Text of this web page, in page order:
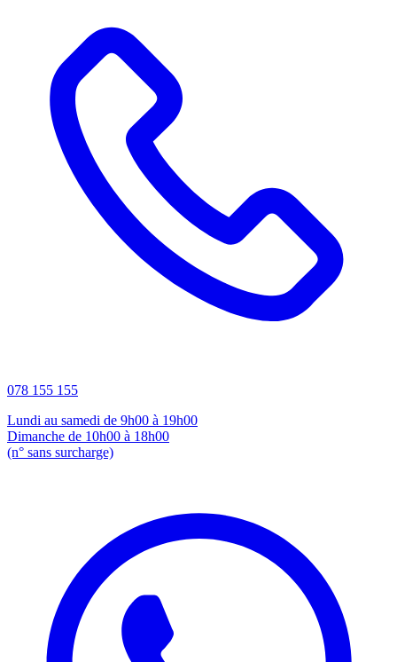
078 155 155
Lundi au samedi de 9h00 à 19h00
Dimanche de 10h00 à 18h00
(n° sans surcharge)